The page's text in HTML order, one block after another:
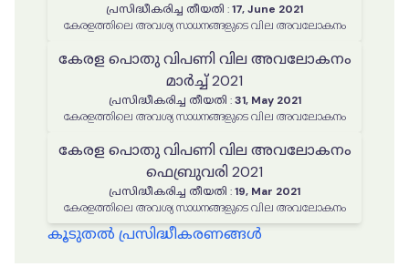
പ്രസിദ്ധീകരിച്ച തീയതി :17, June 2021
കേരളത്തിലെ അവശ്യ സാധനങ്ങളുടെ വില അവലോകനം
കേരള പൊതു വിപണി വില അവലോകനം
മാർച്ച് 2021
പ്രസിദ്ധീകരിച്ച തീയതി : 31, May 2021
കേരളത്തിലെ അവശ്യ സാധനങ്ങളുടെ വില അവലോകനം
കേരള പൊതു വിപണി വില അവലോകനം
ഫെബ്രുവരി 2021
പ്രസിദ്ധീകരിച്ച തീയതി :19, Mar 2021
കേരളത്തിലെ അവശ്യ സാധനങ്ങളുടെ വില അവലോകനം
കൂടുതൽ പ്രസിദ്ധീകരണങ്ങൾ